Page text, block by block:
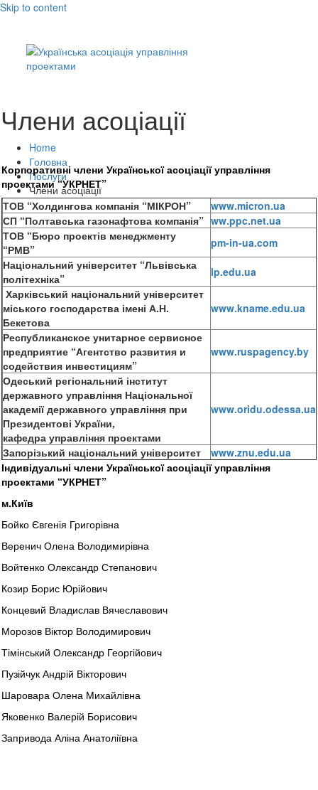
Skip to content
Члени асоціації
Home
Головна
Послуги
Члени асоціації
Корпоративні члени Української асоціації управління
проектами “УКРНЕТ”
ТОВ “Холдингова компанія “МІКРОН”
www.micron.ua
СП “Полтавська газонафтова компанія” ww.ppc.net.ua
ТОВ “Бюро проектів менеджменту
“РМВ”
pm-in-ua.com
Національний університет “Львівська
політехніка”
lp.edu.ua
Харківський національний університет
міського господарства імені А.Н.
Бекетова
www.kname.edu.ua
Республиканское унитарное сервисное
предприятие “Агентство развития и
содействия инвестициям”
www.ruspagency.by
Одеський регіональний інститут
державного управління Національної
академії державного управління при
Президентові України,
кафедра управління проектами
www.oridu.odessa.ua
Запорізький національний університет
www.znu.edu.ua
Індивідуальні члени Української асоціації управління
проектами “УКРНЕТ”
м.Київ
Бойко Євгенія Григорівна
Веренич Олена Володимирівна
Войтенко Олександр Степанович
Козир Борис Юрійович
Концевий Владислав Вячеславович
Морозов Віктор Володимирович
Тімінський Олександр Георгійович
Пузійчук Андрій Вікторович
Шаровара Олена Михайлівна
Яковенко Валерій Борисович
Запривода Аліна Анатоліївна